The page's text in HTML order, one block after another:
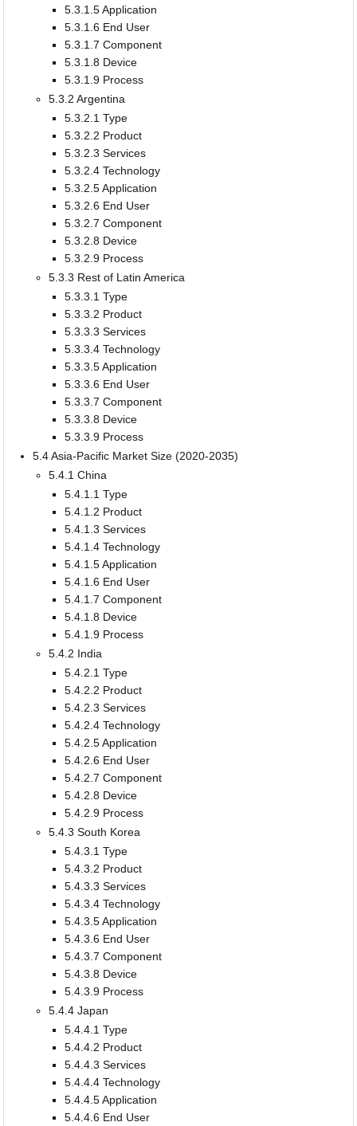
5.3.1.5 Application
5.3.1.6 End User
5.3.1.7 Component
5.3.1.8 Device
5.3.1.9 Process
5.3.2 Argentina
5.3.2.1 Type
5.3.2.2 Product
5.3.2.3 Services
5.3.2.4 Technology
5.3.2.5 Application
5.3.2.6 End User
5.3.2.7 Component
5.3.2.8 Device
5.3.2.9 Process
5.3.3 Rest of Latin America
5.3.3.1 Type
5.3.3.2 Product
5.3.3.3 Services
5.3.3.4 Technology
5.3.3.5 Application
5.3.3.6 End User
5.3.3.7 Component
5.3.3.8 Device
5.3.3.9 Process
5.4 Asia-Pacific Market Size (2020-2035)
5.4.1 China
5.4.1.1 Type
5.4.1.2 Product
5.4.1.3 Services
5.4.1.4 Technology
5.4.1.5 Application
5.4.1.6 End User
5.4.1.7 Component
5.4.1.8 Device
5.4.1.9 Process
5.4.2 India
5.4.2.1 Type
5.4.2.2 Product
5.4.2.3 Services
5.4.2.4 Technology
5.4.2.5 Application
5.4.2.6 End User
5.4.2.7 Component
5.4.2.8 Device
5.4.2.9 Process
5.4.3 South Korea
5.4.3.1 Type
5.4.3.2 Product
5.4.3.3 Services
5.4.3.4 Technology
5.4.3.5 Application
5.4.3.6 End User
5.4.3.7 Component
5.4.3.8 Device
5.4.3.9 Process
5.4.4 Japan
5.4.4.1 Type
5.4.4.2 Product
5.4.4.3 Services
5.4.4.4 Technology
5.4.4.5 Application
5.4.4.6 End User